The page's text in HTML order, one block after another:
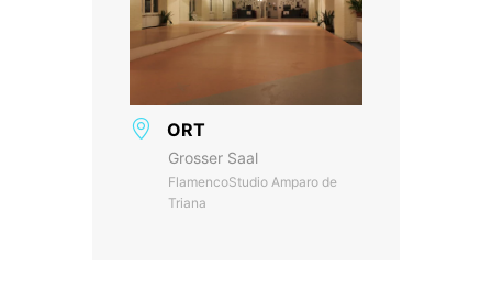
ORT
Grosser Saal
FlamencoStudio Amparo de
Triana